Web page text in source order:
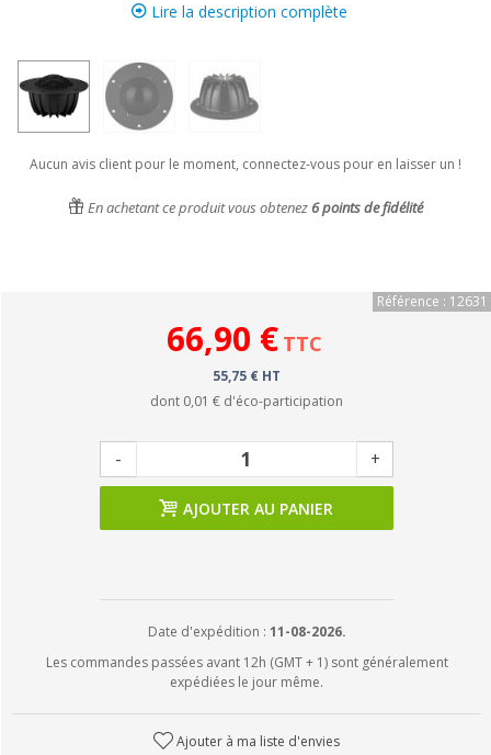
Lire la description complète
Aucun avis client pour le moment, connectez-vous pour en laisser un !
En achetant ce produit vous obtenez 6points de fidélité
Référence : 12631
66,90 € TTC
55,75 € HT
dont 0,01 € d'éco-participation
- +
AJOUTER AU PANIER
Date d'expédition : 11-08-2026.
Les commandes passées avant 12h (GMT + 1) sont généralement
expédiées le jour même.
Ajouter à ma liste d'envies